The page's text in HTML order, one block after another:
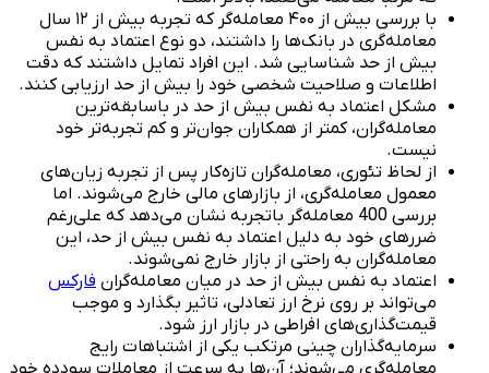
با بررسی بیش از ۴۰۰ معامله‌گر که تجربه بیش از ۱۲ سال
معامله‌گری در بانک‌ها را داشتند، دو نوع اعتماد به نفس
بیش از حد شناسایی شد. این افراد تمایل داشتند که دقت
اطلاعات و صلاحیت شخصی خود را بیش از حد ارزیابی کنند.
مشکل اعتماد به نفس بیش از حد در باسابقه‌ترین
معامله‌گران، کمتر از همكاران جوان‌تر و کم تجربه‌تر خود
نیست.
از لحاظ تئوری، معامله‌گران تازه‌کار پس از تجربه زیان‌های
معمول معامله‌گری، از بازارهای مالی خارج می‌شوند. اما
بررسی 400 معامله‌گر باتجربه نشان می‌دهد که علی‌رغم
ضررهای خود به دلیل اعتماد به نفس بیش از حد، این
معامله‌گران به راحتی از بازار خارج نمی‌شوند.
اعتماد به نفس بیش از حد در میان معامله‌گران فارکس
می‌تواند بر روی نرخ ارز تعادلی، تاثیر بگذارد و موجب
قیمت‌گذاری‌های افراطی در بازار ارز شود.
سرمایه‌گذاران چینی مرتکب یکی از اشتباهات رایج
معامله‌گری می‌شوند؛ آن‌ها به سرعت از معاملات سودده خود